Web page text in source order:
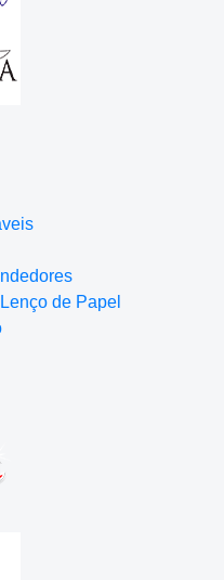
de Papel